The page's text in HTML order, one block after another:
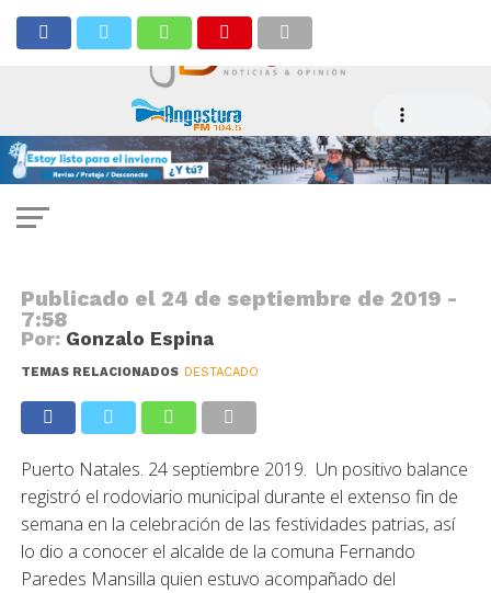
Rodoviario Municipal de Natales
registró peak de pasajeros
durante las festividades patrias
Publicado el 24 de septiembre de 2019 -
7:58
Por: Gonzalo Espina
TEMAS RELACIONADOS DESTACADO
Puerto Natales. 24 septiembre 2019. Un positivo balance
registró el rodoviario municipal durante el extenso fin de
semana en la celebración de las festividades patrias, así
lo dio a conocer el alcalde de la comuna Fernando
Paredes Mansilla quien estuvo acompañado del